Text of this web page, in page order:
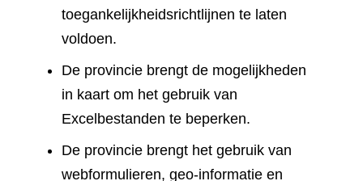
toegankelijkheidsrichtlijnen te laten
voldoen.
De provincie brengt de mogelijkheden
in kaart om het gebruik van
Excelbestanden te beperken.
De provincie brengt het gebruik van
webformulieren, geo-informatie en